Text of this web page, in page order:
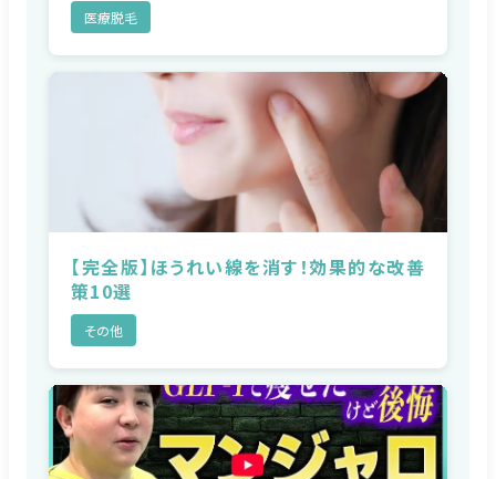
医療脱毛
【完全版】ほうれい線を消す！効果的な改善
策10選
その他